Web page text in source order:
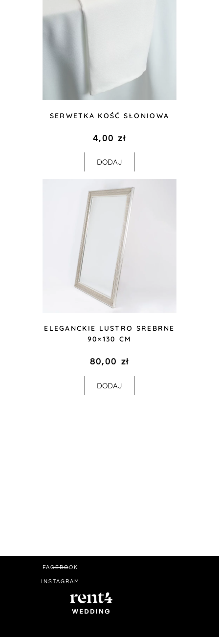
SERWETKA KOŚĆ SŁONIOWA
4,00zł
DODAJ
ELEGANCKIE LUSTRO SREBRNE
90×130 CM
80,00 zł
DODAJ
FACEBOOK
INSTAGRAM